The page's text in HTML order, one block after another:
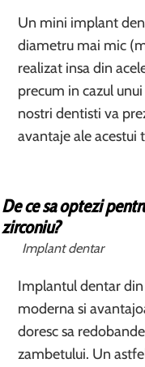
Un mini implant
diametru mai mic
realizat insa din
precum in cazul
nostri dentisti va
avantaje ale
De ce sa optezi
zirconiu?
Implant dentar
Implantul dentar
moderna si
doresc sa
zambetului. Un